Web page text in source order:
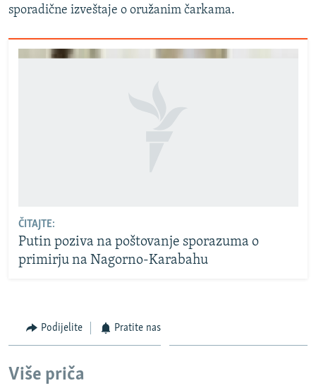
sporadične izveštaje o oružanim čarkama.
ČITAJTE:
Putin poziva na poštovanje sporazuma o
primirju na Nagorno-Karabahu
Podijelite Pratite nas
Više priča